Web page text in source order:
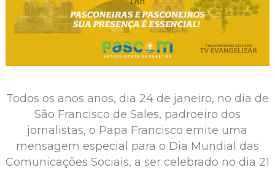
Todos os anos anos, dia 24 de janeiro, no dia de
São Francisco de Sales, padroeiro dos
jornalistas, o Papa Francisco emite uma
mensagem especial para o Dia Mundial das
Comunicações Sociais, a ser celebrado no dia 21